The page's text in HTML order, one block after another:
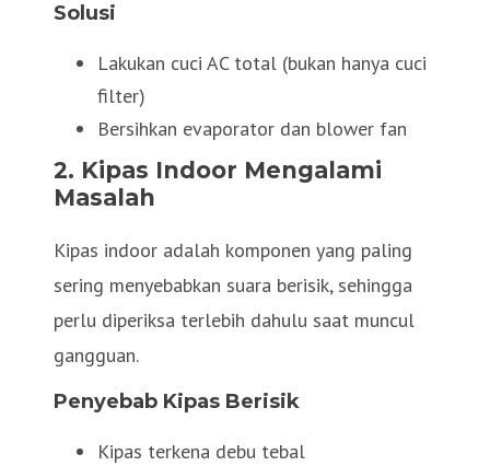
Solusi
Lakukan cuci AC total (bukan hanya cuci
filter)
Bersihkan evaporator dan blower fan
2. Kipas Indoor Mengalami
Masalah
Kipas indoor adalah komponen yang paling
sering menyebabkan suara berisik, sehingga
perlu diperiksa terlebih dahulu saat muncul
gangguan.
Penyebab Kipas Berisik
Kipas terkena debu tebal